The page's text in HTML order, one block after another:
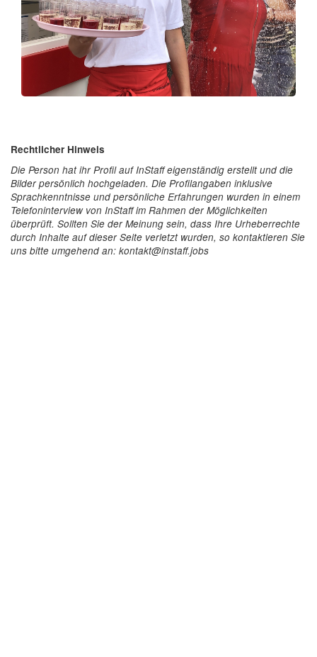
Rechtlicher Hinweis
Die Person hat ihr Profil auf InStaff eigenständig erstellt und die
Bilder persönlich hochgeladen. Die Profilangaben inklusive
Sprachkenntnisse und persönliche Erfahrungen wurden in einem
Telefoninterview von InStaff im Rahmen der Möglichkeiten
überprüft. Sollten Sie der Meinung sein, dass Ihre Urheberrechte
durch Inhalte auf dieser Seite verletzt wurden, so kontaktieren Sie
uns bitte umgehend an: kontakt@instaff.jobs